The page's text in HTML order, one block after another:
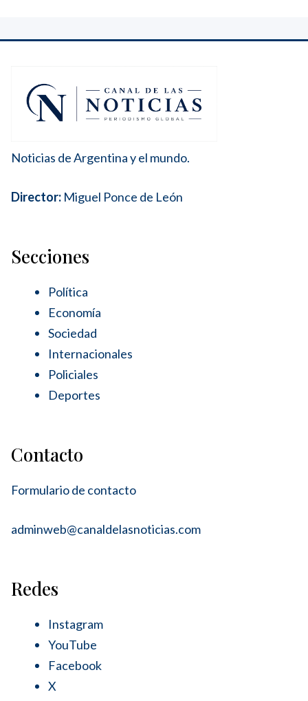
Noticias de Argentina y el mundo.
Director: Miguel Ponce de León
Secciones
Política
Economía
Sociedad
Internacionales
Policiales
Deportes
Contacto
Formulario de contacto
adminweb@canaldelasnoticias.com
Redes
Instagram
YouTube
Facebook
X